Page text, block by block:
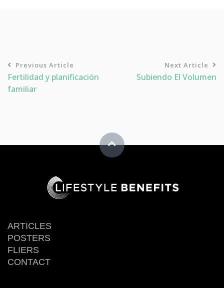
Previous Article
Fertilidad y planificación
familiar
Next Article
Subiendo El Volumen
ARTICLES
POSTERS
FLIERS
CONTACT